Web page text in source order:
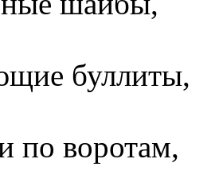
буллиты,
по воротам,